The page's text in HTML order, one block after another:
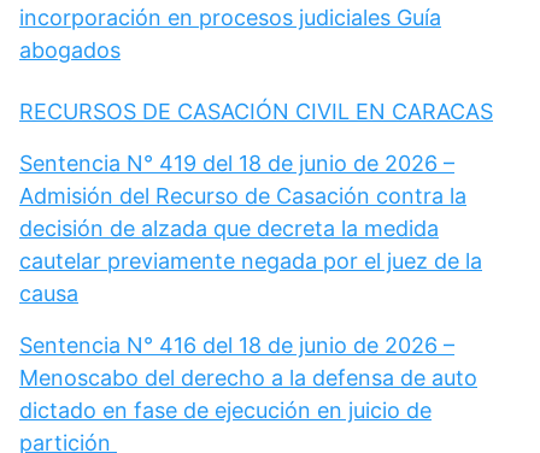
incorporación en procesos judiciales Guía
abogados
RECURSOS DE CASACIÓN CIVIL EN CARACAS
Sentencia N° 419 del 18 de junio de 2026 –
Admisión del Recurso de Casación contra la
decisión de alzada que decreta la medida
cautelar previamente negada por el juez de la
causa
Sentencia N° 416 del 18 de junio de 2026 –
Menoscabo del derecho a la defensa de auto
dictado en fase de ejecución en juicio de
partición